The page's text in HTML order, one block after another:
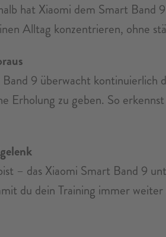
hat Xiaomi dem Smart
Alltag konzentrieren, ohne
9 überwacht
zu geben. So
– das Xiaomi Smart Band 9
du dein Training immer